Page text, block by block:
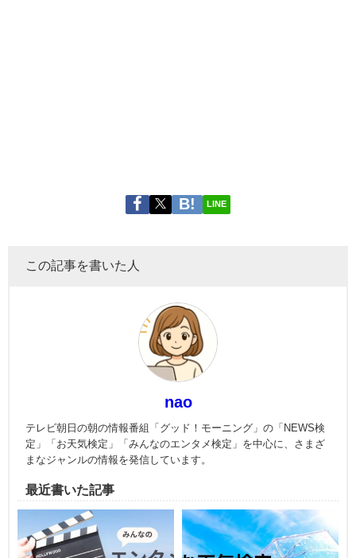
LINE
この記事を書いた人
nao
テレビ朝日の朝の情報番組「グッド！モーニング」の「NEWS検
定」「お天気検定」「みんなのエンタメ検定」を中心に、さまざ
まなジャンルの情報を発信しています。
最近書いた記事